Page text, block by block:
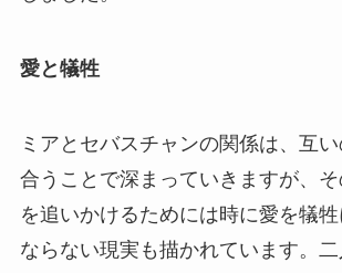
愛と犠牲
ミアとセバスチャンの関係は、互
合うことで深まっていきますが、
を追いかけるためには時に愛を犠
ならない現実も描かれています。